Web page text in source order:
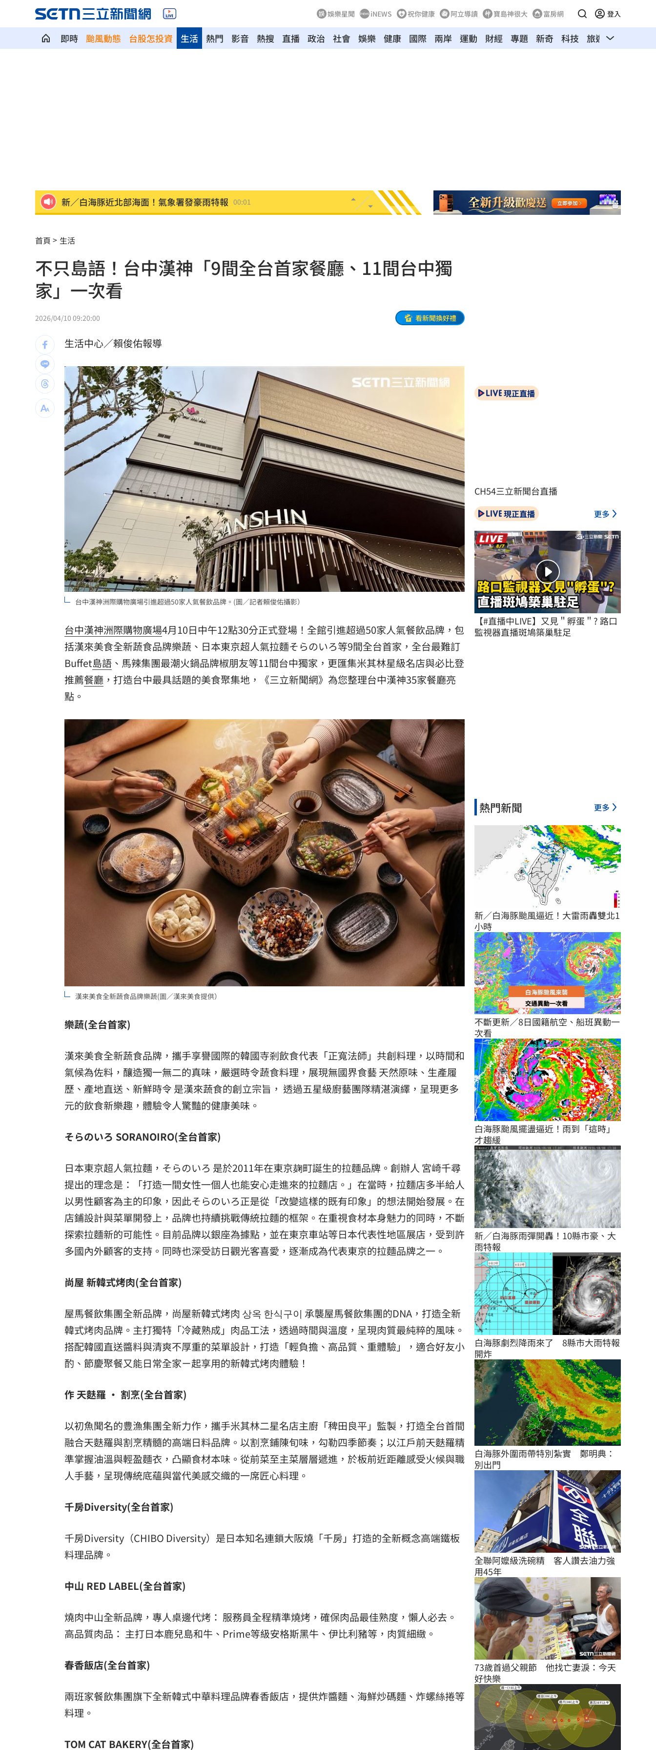
娛樂星聞 iNEWS 祝你健康 阿立導讀 寶島神很大 富房網 登入
即時 颱風動態 台股怎投資 熱門 影音 熱搜 直播 政治 社會 娛樂
生活 健康 國際 兩岸 運動 財經 專題 新奇 科技 旅遊 汽車
新／白海豚近北部海面！氣象署發豪雨特報 00:01
俄軍空襲烏克蘭首都基輔及周邊 4人喪命
費仔確定成自由球員 下一步動向引人關注 23:50
米蘭達離婚奧蘭多布魯13年！罕談前夫互動
美制裁杜拜加密幣交所！控助伊朗革命衛隊
美就業數據爆冷 這信號Fed升息警報降溫
5登山客2025年雪崩失蹤 尼泊爾尋獲遺體
喝錯傷身！營養師整理喝咖啡「7大守則」
美：東南亞詐騙園區多由中國背景組織主導 23:25
拆監獄家書見「叫別人老婆」人妻氣炸 23:22
ETF存到2千萬退休！他因1封信重回職場 23:21
社宅包租爆糾紛 房客控業者硬闖屋內趕人 23:16
馬斯克蓋地球最大晶圓廠 專家揭3大隱憂 23:09
台灣彩券開獎直播中
LIVE三立+24小時直播 15:27
三立iNEWS新聞台線上直播 18:00
台彩父親節推新刮刮樂千萬頭獎超「爸」氣 12:00
商場戰國來臨 台中「頂奢大道」逐漸成形 12:00
「拍片人的多重宇宙」職涯論壇9/12登場！ 10:30
8國球員齊聚高雄 Formosa 7s掀足球熱潮 10:00
理想混蛋號召粉絲跨海追星吃美食！
首頁 生活
不只島語！台中漢神「9間全台首家餐廳、11間台中獨
家」一次看
2026/04/10 09:20:00 看新聞換好禮
生活中心／賴俊佑報導
台中漢神洲際購物廣場引進超過50家人氣餐飲品牌。(圖／記者賴俊佑攝影）
台中漢神洲際購物廣場4月10日中午12點30分正式登場！全館引進超過50家人氣餐飲品牌，包
括漢來美食全新蔬食品牌樂蔬、日本東京超人氣拉麵そらのいろ等9間全台首家，全台最難訂
Buffet島語 、馬辣集團最潮火鍋品牌椒朋友等11間台中獨家，更匯集米其林星級名店與必比登
推薦餐廳 ，打造台中最具話題的美食聚集地，《三立新聞網》為您整理台中漢神35家餐廳亮
點。
漢來美食全新蔬食品牌樂蔬(圖／漢來美食提供）
樂蔬(全台首家)
漢來美食全新蔬食品牌，攜手享譽國際的韓國寺剎飲食代表「正寬法師」共創料理，以時間和
氣候為佐料，釀造獨一無二的真味，嚴選時令蔬食料理，展現無國界食藝 天然原味、生產履
歷、產地直送、新鮮時令 是漢來蔬食的創立宗旨， 透過五星級廚藝團隊精湛演繹，呈現更多
元的飲食新樂趣，體驗令人驚豔的健康美味。
そらのいろ SORANOIRO(全台首家)
日本東京超人氣拉麵，そらのいろ 是於2011年在東京麹町誕生的拉麵品牌。創辦人 宮崎千尋
提出的理念是：「打造一間女性一個人也能安心走進來的拉麵店。」在當時，拉麵店多半給人
以男性顧客為主的印象，因此そらのいろ正是從「改變這樣的既有印象」的想法開始發展。在
店鋪設計與菜單開發上，品牌也持續挑戰傳統拉麵的框架。在重視食材本身魅力的同時，不斷
探索拉麵新的可能性。目前品牌以銀座為據點，並在東京車站等日本代表性地區展店，受到許
多國內外顧客的支持。同時也深受訪日觀光客喜愛，逐漸成為代表東京的拉麵品牌之一。
尚屋 新韓式烤肉(全台首家)
屋馬餐飲集團全新品牌，尚屋新韓式烤肉 상옥 한식구이 承襲屋馬餐飲集團的DNA，打造全新
韓式烤肉品牌。主打獨特「冷藏熟成」肉品工法，透過時間與溫度，呈現肉質最純粹的風味。
搭配韓國直送醬料與清爽不厚重的菜單設計，打造「輕負擔、高品質、重體驗」，適合好友小
酌、節慶聚餐又能日常全家ㄧ起享用的新韓式烤肉體驗！
作 天麩羅 • 割烹(全台首家)
以初魚聞名的豊漁集團全新力作，攜手米其林二星名店主廚「稗田良平」監製，打造全台首間
融合天麩羅與割烹精髓的高端日料品牌。以割烹鋪陳旬味，勾勒四季節奏；以江戶前天麩羅精
準掌握油溫與輕盈麵衣，凸顯食材本味。從前菜至主菜層層遞進，於板前近距離感受火候與職
人手藝，呈現傳統底蘊與當代美感交織的一席匠心料理。
千房Diversity(全台首家)
千房Diversity（CHIBO Diversity）是日本知名連鎖大阪燒「千房」打造的全新概念高端鐵板
料理品牌。
中山 RED LABEL(全台首家)
燒肉中山全新品牌，專人桌邊代烤： 服務員全程精準燒烤，確保肉品最佳熟度，懶人必去。
高品質肉品： 主打日本鹿兒島和牛、Prime等級安格斯黑牛、伊比利豬等，肉質細緻。
春香飯店(全台首家)
兩班家餐飲集團旗下全新韓式中華料理品牌春香飯店，提供炸醬麵、海鮮炒碼麵、炸螺絲捲等
料理。
TOM CAT BAKERY(全台首家)
現正直播
CH54三立新聞台直播
現正直播 更多
【#直播中LIVE】又見＂孵蛋＂? 路口
監視器直播斑鳩築巢駐足
熱門新聞 更多
新／白海豚颱風逼近！大雷雨轟雙北1
小時
不斷更新／8日國籍航空、船班異動一
次看
白海豚颱風擺盪逼近！雨到「這時」
才趨緩
新／白海豚雨彈開轟！10縣市豪、大
雨特報
白海豚劇烈降雨來了　8縣市大雨特報
開炸
白海豚外圍雨帶特別紮實　鄭明典：
別出門
全聯阿嬤級洗碗精　客人讚去油力強
用45年
73歲首過父親節　他找亡妻淚：今天
好快樂